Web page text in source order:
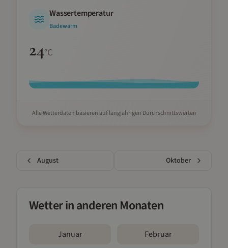
Wassertemperatur
Badewarm
24°C
Alle Wetterdaten basieren auf langjährigen Durchschnittswerten
August Oktober
Wetter in anderen Monaten
Januar Februar